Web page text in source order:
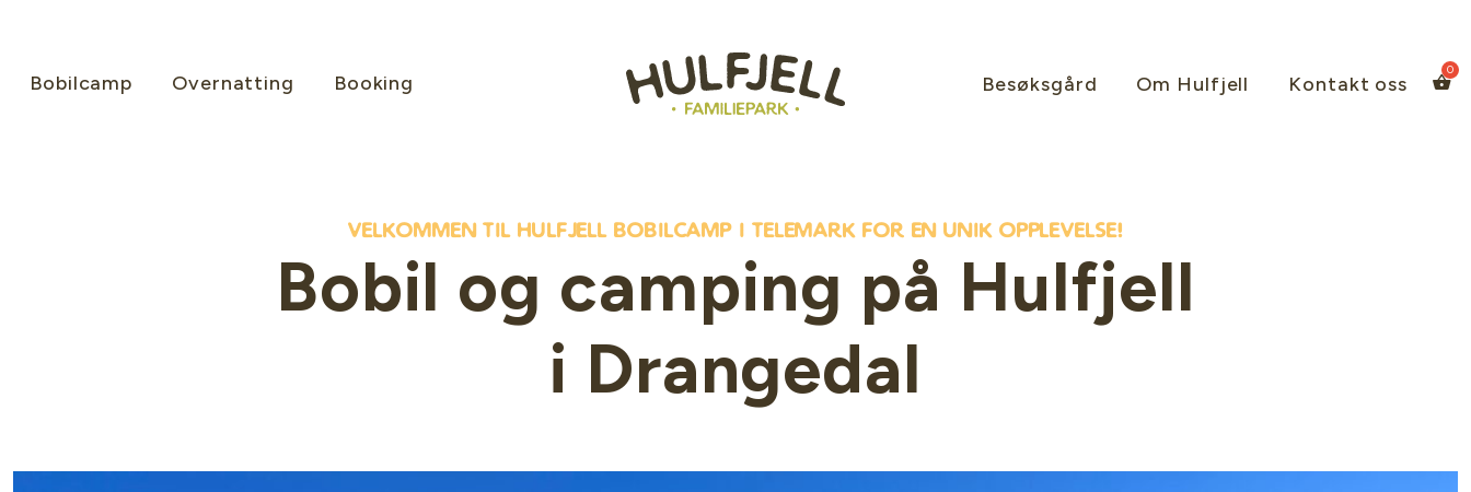
Bobilcamp Overnatting Booking Besøksgård Om Hulfjell Kontakt oss
velkommen til hulfjell bobilcamp i telemark for en unik opplevelse!
Bobil og camping på Hulfjell
i Drangedal